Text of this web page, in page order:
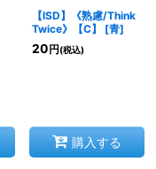
【ISD】《熟慮/Think
Twice》【C】
[青]
20 円 (税込)
購入する